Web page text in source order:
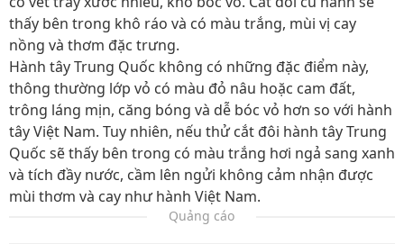
thấy bên trong khô ráo và có màu trắng, mùi vị cay
nồng và thơm đặc trưng.
Hành tây Trung Quốc không có những đặc điểm này,
thông thường lớp vỏ có màu đỏ nâu hoặc cam đất,
trông láng mịn, căng bóng và dễ bóc vỏ hơn so với hành
tây Việt Nam. Tuy nhiên, nếu thử cắt đôi hành tây Trung
Quốc sẽ thấy bên trong có màu trắng hơi ngả sang xanh
và tích đầy nước, cầm lên ngửi không cảm nhận được
mùi thơm và cay như hành Việt Nam.
Quảng cáo